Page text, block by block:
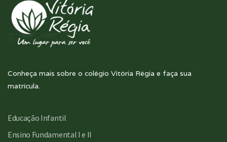
Conheça mais sobre o colégio Vitória Régia e faça sua
matrícula.
Educação Infantil
Ensino Fundamental I e II